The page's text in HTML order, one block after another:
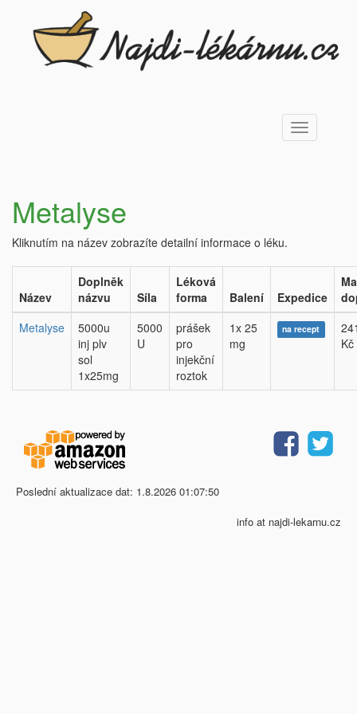
Toggle
navigation
Metalyse
Kliknutím na název zobrazíte detailní informace o léku.
Název
Doplněk
názvu
Síla
Léková
forma
Balení Expedice
Metalyse
5000u
inj plv
sol
1x25mg
5000
U
prášek
pro
injekční
roztok
1x 25
mg
na recept
Kč
Poslední aktualizace dat: 1.8.2026 01:07:50
info at najdi-lekarnu.cz